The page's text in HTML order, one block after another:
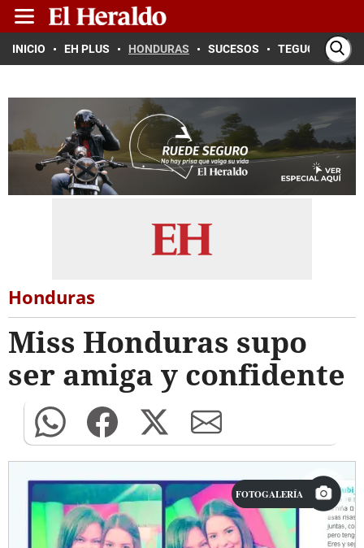
INICIO EH PLUS HONDURAS SUCESOS TEGUCIGALPA
Honduras
Miss Honduras supo
ser amiga y confidente
FOTOGALERÍA